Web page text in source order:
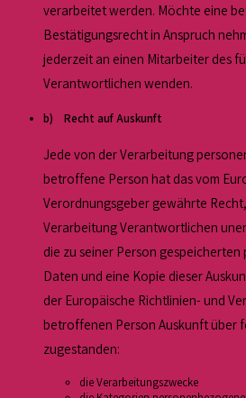
verarbeitet werden. Möchte eine
Bestätigungsrecht in Anspruch
jederzeit an einen Mitarbeiter des
Verantwortlichen wenden.
b) Recht auf Auskunft
Jede von der Verarbeitung
betroffene Person hat das vom
Verordnungsgeber gewährte
Verarbeitung Verantwortlichen
die zu seiner Person
Daten und eine Kopie dieser
der Europäische Richtlinien- und
betroffenen Person Auskunft über
zugestanden:
die Verarbeitungszwecke